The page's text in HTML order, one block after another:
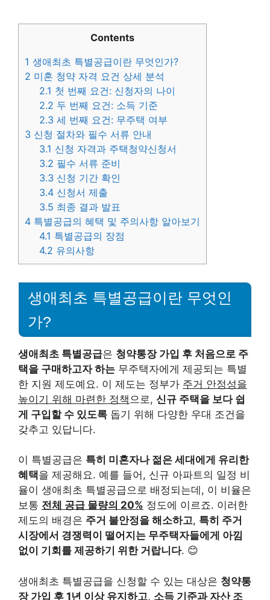
Contents
1 생애최초 특별공급이란 무엇인가?
2 미혼 청약 자격 요건 상세 분석
2.1 첫 번째 요건: 신청자의 나이
2.2 두 번째 요건: 소득 기준
2.3 세 번째 요건: 무주택 여부
3 신청 절차와 필수 서류 안내
3.1 신청 자격과 주택청약신청서
3.2 필수 서류 준비
3.3 신청 기간 확인
3.4 신청서 제출
3.5 최종 결과 발표
4 특별공급의 혜택 및 주의사항 알아보기
4.1 특별공급의 장점
4.2 유의사항
생애최초 특별공급이란 무엇인
가?
생애최초 특별공급은 청약통장 가입 후 처음으로 주
택을 구매하고자 하는 무주택자에게 제공되는 특별
한 지원 제도예요. 이 제도는 정부가 주거 안정성을
높이기 위해 마련한 정책 으로, 신규 주택을 보다 쉽
게 구입할 수 있도록 돕기 위해 다양한 우대 조건을
갖추고 있답니다.
이 특별공급은 특히 미혼자나 젊은 세대에게 유리한
혜택을 제공해요. 예를 들어, 신규 아파트의 일정 비
율이 생애최초 특별공급으로 배정되는데, 이 비율은
보통 전체 공급 물량의 20% 정도에 이르죠. 이러한
제도의 배경은 주거 불안정을 해소하고, 특히 주거
시장에서 경쟁력이 떨어지는 무주택자들에게 아낌
없이 기회를 제공하기 위한 거랍니다. 😊
생애최초 특별공급을 신청할 수 있는 대상은 청약통
장 가입 후 1년 이상 유지하고, 소득 기준과 자산 조